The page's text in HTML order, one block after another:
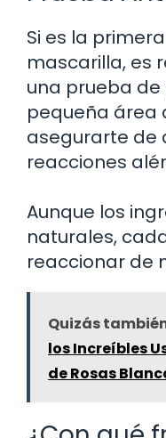
Si es la
mascarilla, es
una prueba
pequeña área
asegurarte de
reacciones
Aunque los
naturales,
reaccionar de
Quizás
los Increíbles
de Rosas